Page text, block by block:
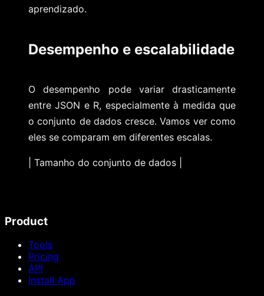
aprendizado.
Desempenho e escalabilidade
O desempenho pode variar drasticamente
entre JSON e R, especialmente à medida que
o conjunto de dados cresce. Vamos ver como
eles se comparam em diferentes escalas.
| Tamanho do conjunto de dados |
Product
Tools
Pricing
API
Install App